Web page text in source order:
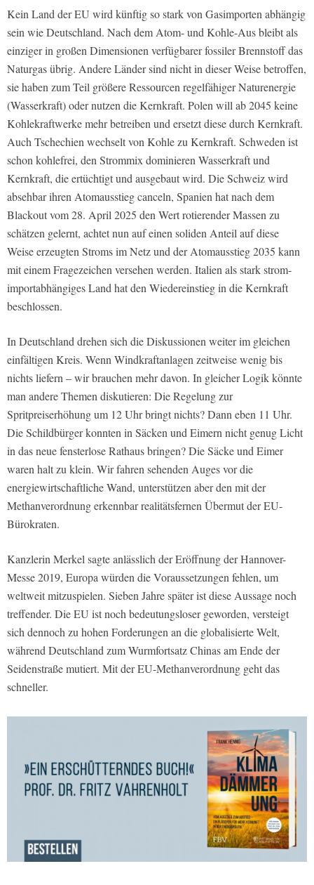
Kein Land der EU wird künftig so stark von Gasimporten abhängig
sein wie Deutschland. Nach dem Atom- und Kohle-Aus bleibt als
einziger in großen Dimensionen verfügbarer fossiler Brennstoff das
Naturgas übrig. Andere Länder sind nicht in dieser Weise betroffen,
sie haben zum Teil größere Ressourcen regelfähiger Naturenergie
(Wasserkraft) oder nutzen die Kernkraft. Polen will ab 2045 keine
Kohlekraftwerke mehr betreiben und ersetzt diese durch Kernkraft.
Auch Tschechien wechselt von Kohle zu Kernkraft. Schweden ist
schon kohlefrei, den Strommix dominieren Wasserkraft und
Kernkraft, die ertüchtigt und ausgebaut wird. Die Schweiz wird
absehbar ihren Atomausstieg canceln, Spanien hat nach dem
Blackout vom 28. April 2025 den Wert rotierender Massen zu
schätzen gelernt, achtet nun auf einen soliden Anteil auf diese
Weise erzeugten Stroms im Netz und der Atomausstieg 2035 kann
mit einem Fragezeichen versehen werden. Italien als stark strom-
importabhängiges Land hat den Wiedereinstieg in die Kernkraft
beschlossen.
In Deutschland drehen sich die Diskussionen weiter im gleichen
einfältigen Kreis. Wenn Windkraftanlagen zeitweise wenig bis
nichts liefern – wir brauchen mehr davon. In gleicher Logik könnte
man andere Themen diskutieren: Die Regelung zur
Spritpreiserhöhung um 12 Uhr bringt nichts? Dann eben 11 Uhr.
Die Schildbürger konnten in Säcken und Eimern nicht genug Licht
in das neue fensterlose Rathaus bringen? Die Säcke und Eimer
waren halt zu klein. Wir fahren sehenden Auges vor die
energiewirtschaftliche Wand, unterstützen aber den mit der
Methanverordnung erkennbar realitätsfernen Übermut der EU-
Bürokraten.
Kanzlerin Merkel sagte anlässlich der Eröffnung der Hannover-
Messe 2019, Europa würden die Voraussetzungen fehlen, um
weltweit mitzuspielen. Sieben Jahre später ist diese Aussage noch
treffender. Die EU ist noch bedeutungsloser geworden, versteigt
sich dennoch zu hohen Forderungen an die globalisierte Welt,
während Deutschland zum Wurmfortsatz Chinas am Ende der
Seidenstraße mutiert. Mit der EU-Methanverordnung geht das
schneller.